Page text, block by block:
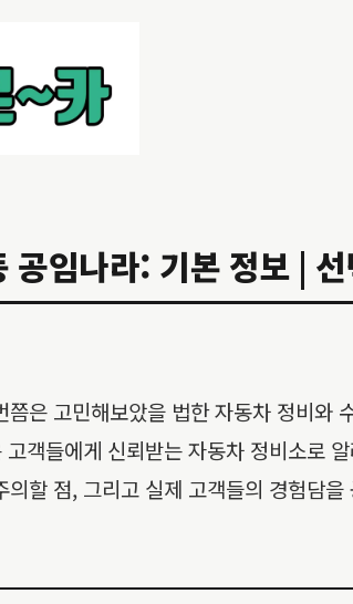
공임나라: 기본 정보 |
은 고민해보았을 법한 자동차 정비와
고객들에게 신뢰받는 자동차 정비소로
할 점, 그리고 실제 고객들의 경험담